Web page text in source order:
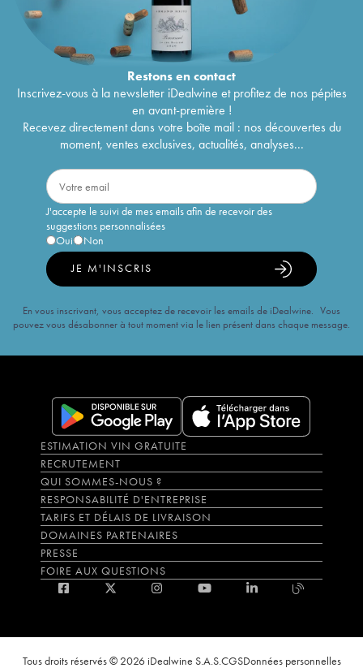
Restons encontact
Inscrivez-vous à la newsletter iDealwine et profitez de nos pépites
en avant-première !
Recevez directement dans votre boîte mail : nos découvertes du
moment, ventes exclusives, actualités, analyses...
J'accepte le suivi de mes emails afin de recevoir des
suggestions personnalisées
Oui
Non
JE M'INSCRIS
En vous inscrivant, vous acceptez de recevoir les emails de iDealwine. Vous
pouvez vous désabonner à tout moment via le lien présent dans chaque message.
ESTIMATION VIN GRATUITE
RECRUTEMENT
QUI SOMMES-NOUS ?
RESPONSABILITÉ D'ENTREPRISE
TARIFS ET DÉLAIS DE LIVRAISON
DOMAINES PARTENAIRES
PRESSE
FOIRE AUX QUESTIONS
Tous droits réservés © 2026 iDealwine S.A.S.CGSDonnées personnelles